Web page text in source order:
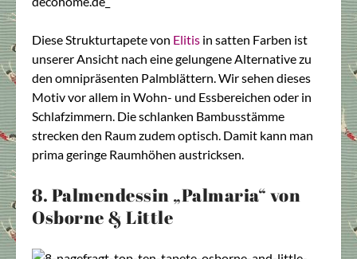
Diese Strukturtapete von Elitis in satten Farben ist
unserer Ansicht nach eine gelungene Alternative zu
den omnipräsenten Palmblättern. Wir sehen dieses
Motiv vor allem in Wohn- und Essbereichen oder in
Schlafzimmern. Die schlanken Bambusstämme
strecken den Raum zudem optisch. Damit kann man
prima geringe Raumhöhen austricksen.
8. Palmendessin „Palmaria“ von
Osborne & Little